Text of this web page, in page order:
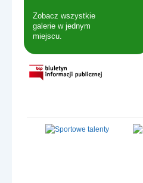
Zobacz wszystkie
galerie w jednym
miejscu.